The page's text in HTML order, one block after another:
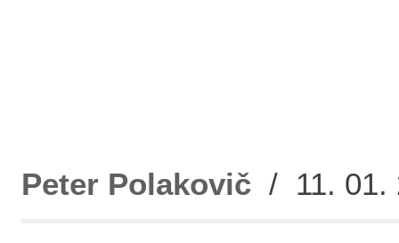
Peter Polakovič / 11. 01.